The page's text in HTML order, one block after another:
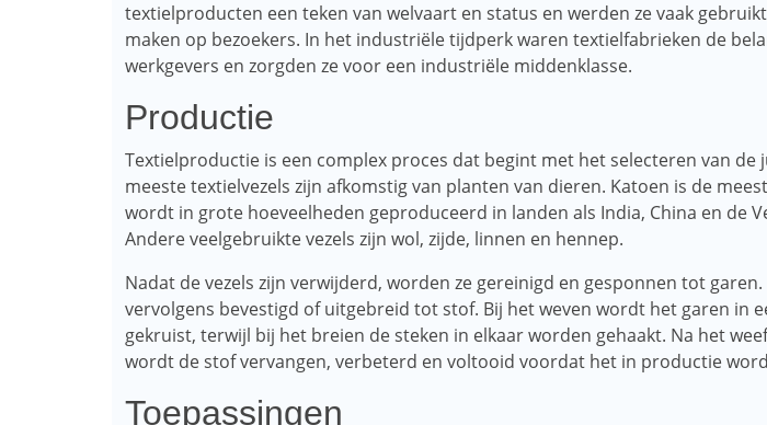
textielproducten een teken van welvaart en status en werden ze vaak
maken op bezoekers. In het industriële tijdperk waren textielfabrieken de
werkgevers en zorgden ze voor een industriële middenklasse.
Productie
Textielproductie is een complex proces dat begint met het selecteren van de
meeste textielvezels zijn afkomstig van planten van dieren. Katoen is de
wordt in grote hoeveelheden geproduceerd in landen als India, China en de
Andere veelgebruikte vezels zijn wol, zijde, linnen en hennep.
Nadat de vezels zijn verwijderd, worden ze gereinigd en gesponnen tot
vervolgens bevestigd of uitgebreid tot stof. Bij het weven wordt het garen in
gekruist, terwijl bij het breien de steken in elkaar worden gehaakt. Na het
wordt de stof vervangen, verbeterd en voltooid voordat het in productie
Toepassingen